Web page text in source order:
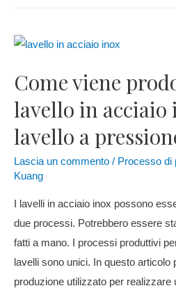
Come viene
lavello in acciaio
lavello a
Lascia un commento / Processo di
Kuang
I lavelli in acciaio inox possono
due processi. Potrebbero essere
fatti a mano. I processi produttivi
lavelli sono unici. In questo articolo
produzione utilizzato per